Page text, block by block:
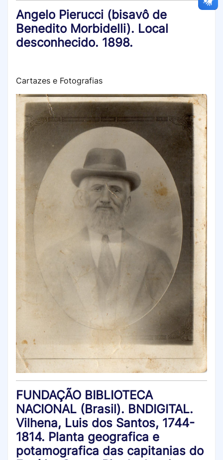
Angelo Pierucci (bisavô de
Benedito Morbidelli). Local
desconhecido. 1898.
Cartazes e Fotografias
FUNDAÇÃO BIBLIOTECA
NACIONAL (Brasil). BNDIGITAL.
Vilhena, Luis dos Santos, 1744-
1814. Planta geografica e
potamografica das capitanias do